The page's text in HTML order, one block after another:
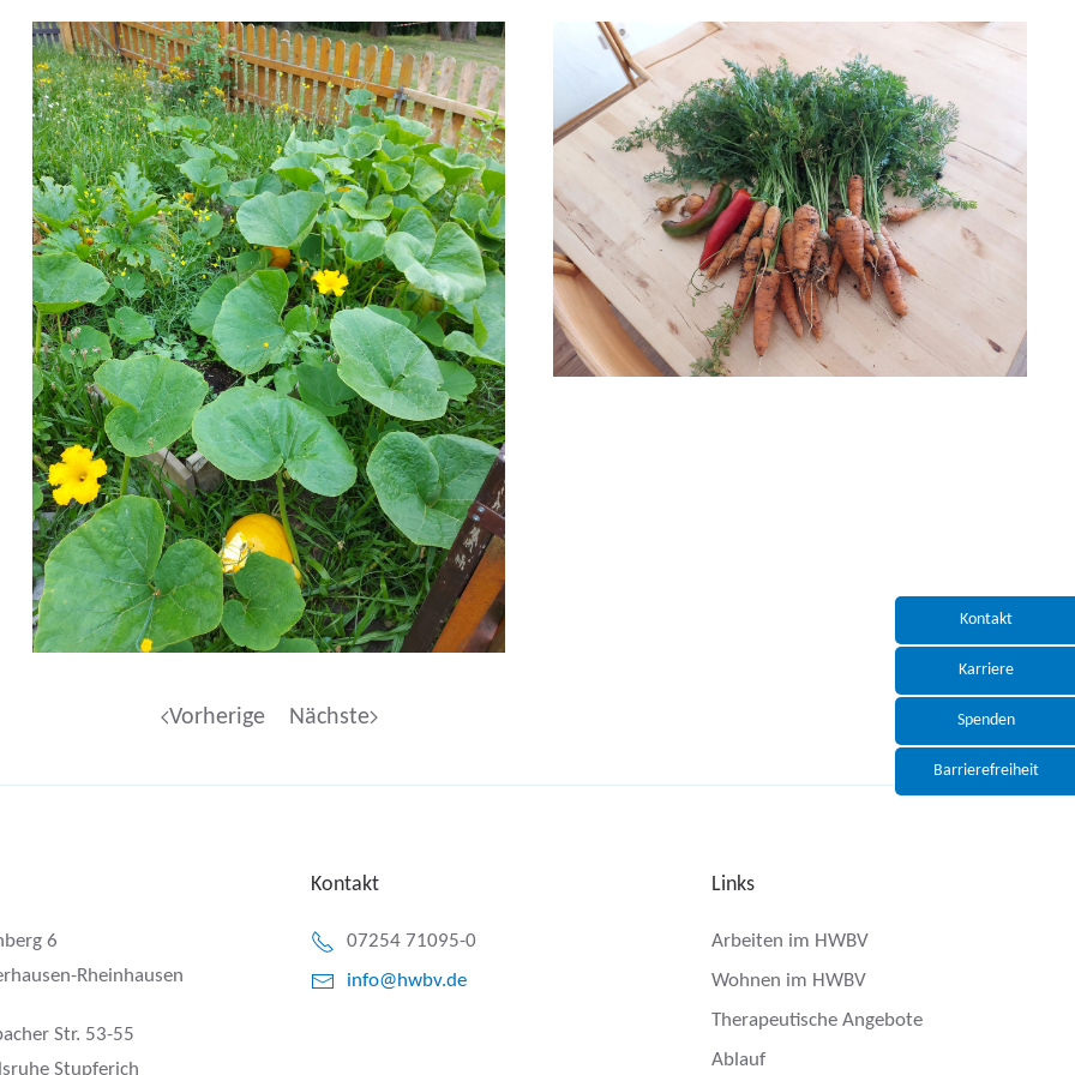
Vorherige Nächste
6
Rheinhausen
Str. 53-55
Stupferich
Kontakt
07254 71095-0
info@hwbv.de
Links
Arbeiten im HWBV
Wohnen im HWBV
Therapeutische Angebote
Ablauf
Kontakt
Karriere
Spenden
Barrierefreiheit